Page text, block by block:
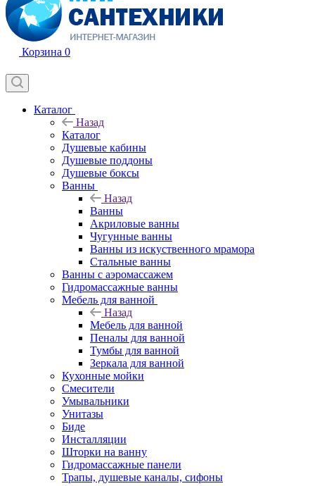
Корзина 0
Каталог
Назад
Каталог
Душевые кабины
Душевые поддоны
Душевые боксы
Ванны
Назад
Ванны
Акриловые ванны
Чугунные ванны
Ванны из искуственного мрамора
Стальные ванны
Ванны с аэромассажем
Гидромассажные ванны
Мебель для ванной
Назад
Мебель для ванной
Пеналы для ванной
Тумбы для ванной
Зеркала для ванной
Кухонные мойки
Смесители
Умывальники
Унитазы
Биде
Инсталляции
Шторки на ванну
Гидромассажные панели
Трапы, душевые каналы, сифоны